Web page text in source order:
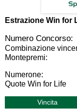
Estrazione Win for
Numero Concorso:
Combinazione
Montepremi:
Numerone:
Quote Win for Life
Vincita